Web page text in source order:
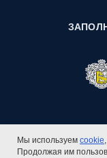
Мы используем cookie
Продолжая им